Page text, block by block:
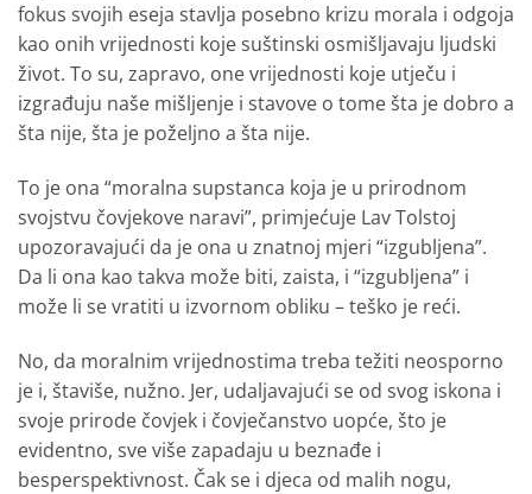
fokus svojih eseja stavlja posebno krizu morala i odgoja
kao onih vrijednosti koje suštinski osmišljavaju ljudski
život. To su, zapravo, one vrijednosti koje utječu i
izgrađuju naše mišljenje i stavove o tome šta je dobro a
šta nije, šta je poželjno a šta nije.
To je ona “moralna supstanca koja je u prirodnom
svojstvu čovjekove naravi”, primjećuje Lav Tolstoj
upozoravajući da je ona u znatnoj mjeri “izgubljena”.
Da li ona kao takva može biti, zaista, i “izgubljena” i
može li se vratiti u izvornom obliku – teško je reći.
No, da moralnim vrijednostima treba težiti neosporno
je i, štaviše, nužno. Jer, udaljavajući se od svog iskona i
svoje prirode čovjek i čovječanstvo uopće, što je
evidentno, sve više zapadaju u beznađe i
besperspektivnost. Čak se i djeca od malih nogu,